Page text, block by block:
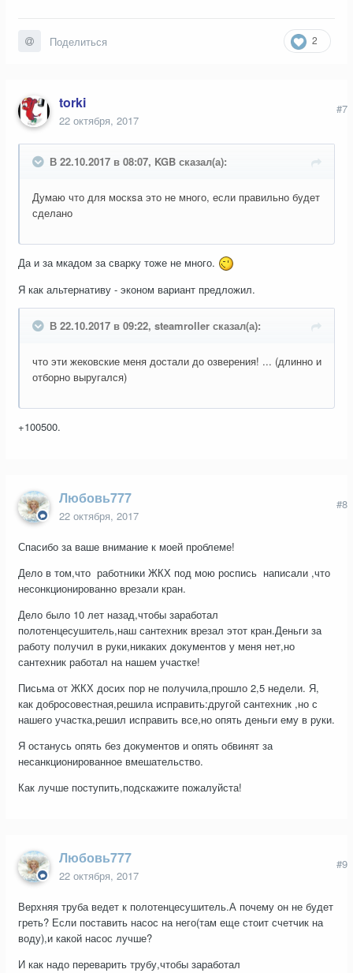
2
Поделиться
torki
22 октября, 2017
#7
В 22.10.2017 в 08:07, KGB сказал(а):
Думаю что для москsa это не много, если правильно будет
сделано
Да и за мкадом за сварку тоже не много.
Я как альтернативу - эконом вариант предложил.
В 22.10.2017 в 09:22, steamroller сказал(а):
что эти жековские меня достали до озверения! ... (длинно и
отборно выругался)
+100500.
Любовь777
22 октября, 2017
#8
Спасибо за ваше внимание к моей проблеме!
Дело в том,что работники ЖКХ под мою роспись написали ,что
несонкционированно врезали кран.
Дело было 10 лет назад,чтобы заработал
полотенцесушитель,наш сантехник врезал этот кран.Деньги за
работу получил в руки,никаких документов у меня нет,но
сантехник работал на нашем участке!
Письма от ЖКХ досих пор не получила,прошло 2,5 недели. Я,
как добросовестная,решила исправить:другой сантехник ,но с
нашего участка,решил исправить все,но опять деньги ему в руки.
Я останусь опять без документов и опять обвинят за
несанкционированное вмешательство.
Как лучше поступить,подскажите пожалуйста!
Любовь777
22 октября, 2017
#9
Верхняя труба ведет к полотенцесушитель.А почему он не будет
греть? Если поставить насос на него(там еще стоит счетчик на
воду),и какой насос лучше?
И как надо переварить трубу,чтобы заработал